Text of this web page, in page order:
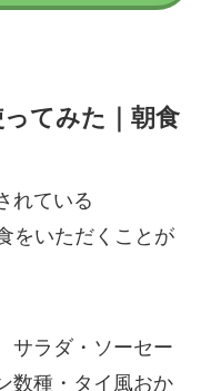
ってみた｜朝食
れている
をいただくことが
サラダ・ソーセー
数種・タイ風おか